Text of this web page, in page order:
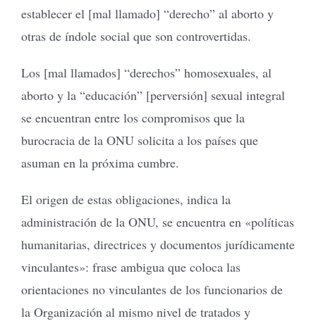
establecer el [mal llamado] “derecho” al aborto y
otras de índole social que son controvertidas.
Los [mal llamados] “derechos” homosexuales, al
aborto y la “educación” [perversión] sexual integral
se encuentran entre los compromisos que la
burocracia de la ONU solicita a los países que
asuman en la próxima cumbre.
El origen de estas obligaciones, indica la
administración de la ONU, se encuentra en «políticas
humanitarias, directrices y documentos jurídicamente
vinculantes»: frase ambigua que coloca las
orientaciones no vinculantes de los funcionarios de
la Organización al mismo nivel de tratados y